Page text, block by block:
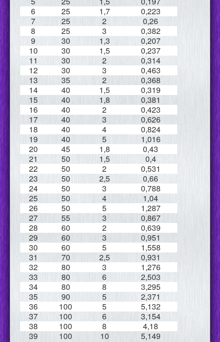
6
25 1,7
0,223
7
25 2
0,26
8
25 3
0,382
9
30 1,3
0,207
10
30 1,5
0,237
11
30 2
0,314
12
30 3
0,463
13
35 2
0,368
14
40 1,5
0,319
15
40 1,8
0,381
16
40 2
0,423
17
40 3
0,626
18
40 4
0,824
19
40 5
1,016
20
45 1,8
0,43
21
50 1,5
0,4
22
50 2
0,531
23
50 2,5
0,66
24
50 3
0,788
25
50 4
1,04
26
50 5
1,287
27
55 3
0,867
28
60 2
0,639
29
60 3
0,951
30
60 5
1,558
31
70 2,5
0,931
32
80 3
1,276
33
80 6
2,503
34
80 8
3,295
35
90 5
2,371
36
100 5
5,132
37
100 6
3,154
38
100 8
4,18
39
100 10 5,149